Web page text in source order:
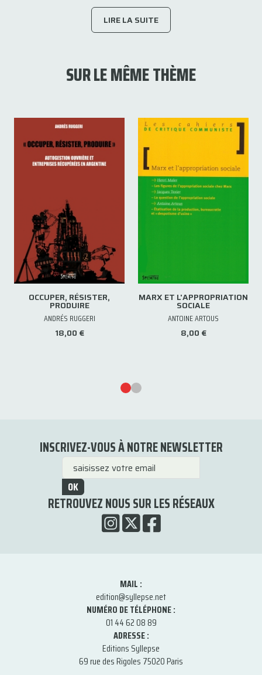
LIRE LA SUITE
SUR LE MÊME THÈME
OCCUPER, RÉSISTER,
PRODUIRE
ANDRÉS RUGGERI
18,00 €
MARX ET L'APPROPRIATION
SOCIALE
ANTOINE ARTOUS
8,00 €
INSCRIVEZ-VOUS À NOTRE NEWSLETTER
OK
RETROUVEZ NOUS SUR LES RÉSEAUX
MAIL :
edition@syllepse.net
NUMÉRO DE TÉLÉPHONE :
01 44 62 08 89
ADRESSE :
Editions Syllepse
69 rue des Rigoles 75020 Paris